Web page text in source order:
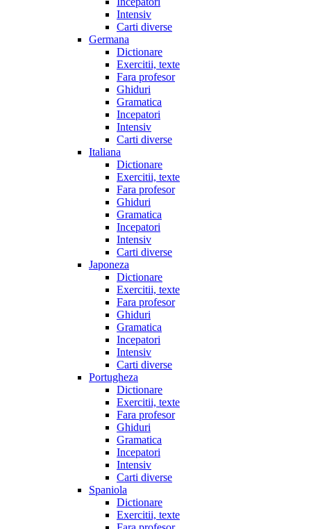
Intensiv
Carti diverse
Germana
Dictionare
Exercitii, texte
Fara profesor
Ghiduri
Gramatica
Incepatori
Intensiv
Carti diverse
Italiana
Dictionare
Exercitii, texte
Fara profesor
Ghiduri
Gramatica
Incepatori
Intensiv
Carti diverse
Japoneza
Dictionare
Exercitii, texte
Fara profesor
Ghiduri
Gramatica
Incepatori
Intensiv
Carti diverse
Portugheza
Dictionare
Exercitii, texte
Fara profesor
Ghiduri
Gramatica
Incepatori
Intensiv
Carti diverse
Spaniola
Dictionare
Exercitii, texte